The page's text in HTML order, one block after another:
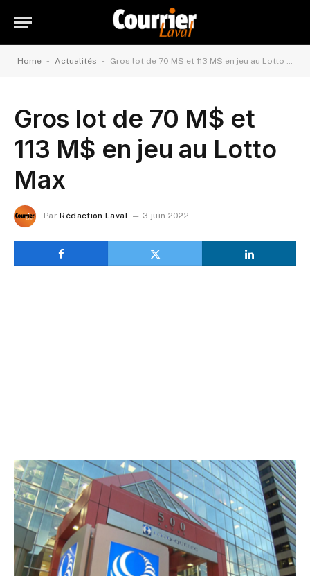
Home - Actualités - Gros lot de 70 M$ et 113 M$ en jeu au Lotto Max
Gros lot de 70 M$ et
113 M$ en jeu au Lotto
Max
Par Rédaction Laval 3 juin 2022